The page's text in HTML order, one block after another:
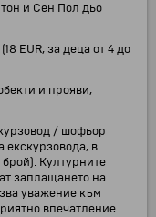
и Сен Пол дьо
EUR, за деца от 4 до
и прояви,
/ шофьор
екскурзовода, в
брой). Културните
заплащането на
уважение към
впечатление